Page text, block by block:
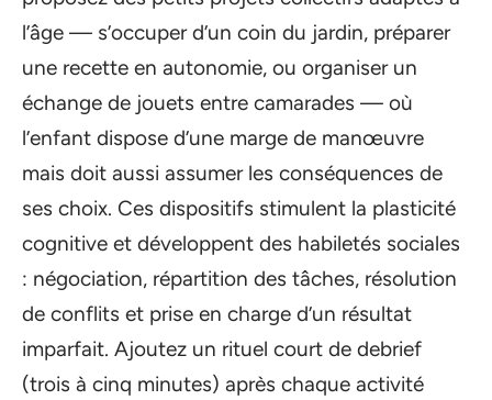
l’âge — s’occuper d’un coin du jardin, préparer
une recette en autonomie, ou organiser un
échange de jouets entre camarades — où
l’enfant dispose d’une marge de manœuvre
mais doit aussi assumer les conséquences de
ses choix. Ces dispositifs stimulent la plasticité
cognitive et développent des habiletés sociales
: négociation, répartition des tâches, résolution
de conflits et prise en charge d’un résultat
imparfait. Ajoutez un rituel court de debrief
(trois à cinq minutes) après chaque activité